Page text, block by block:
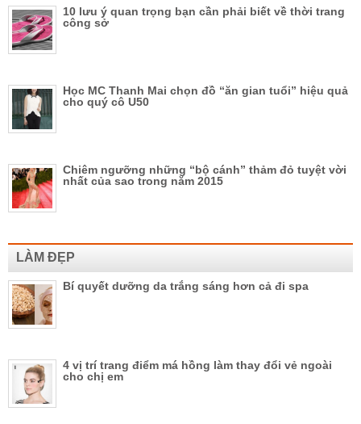
10 lưu ý quan trọng bạn cần phải biết về thời trang
công sở
Học MC Thanh Mai chọn đồ “ăn gian tuổi” hiệu quả
cho quý cô U50
Chiêm ngưỡng những “bộ cánh” thảm đỏ tuyệt vời
nhất của sao trong năm 2015
LÀM ĐẸP
Bí quyết dưỡng da trắng sáng hơn cả đi spa
4 vị trí trang điểm má hồng làm thay đổi vẻ ngoài
cho chị em